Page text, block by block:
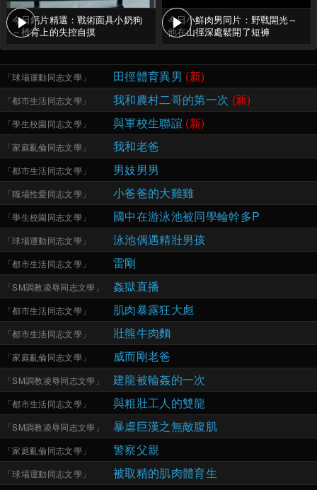
今日鈣片精選：戰術面具小奶狗
～椅背上的失控自摸
今日小鮮肉男同片：野戰開光～
他在山徑深處鬆開了短褲
「球場運動同志文學」 田徑體育異男 (新)
「都市生活同志文學」 我和農村二哥的第一次 (新)
「學生校園同志文學」 與軍校生聯誼 (新)
「家庭亂倫同志文學」 我和老爸
「都市生活同志文學」 男妓男男
「職場性愛同志文學」 小爸爸的大雞雞
「學生校園同志文學」 國中在游泳池被同學輪幹多P
「球場運動同志文學」 泳池偶遇精壯男孩
「都市生活同志文學」 雷剛
「SM調教凌辱同志文學 」 姦獄直播
「都市生活同志文學」 肌肉暴露狂大彪
「都市生活同志文學」 壯熊牛肉麵
「家庭亂倫同志文學」 威而剛老爸
「SM調教凌辱同志文學 」 建龍被輪姦的一次
「都市生活同志文學」 與粗壯工人的雙龍
「SM調教凌辱同志文學 」 暴虐巨漢之無敵腹肌
「家庭亂倫同志文學」 警察父親
「球場運動同志文學」
被取精的肌肉體育生